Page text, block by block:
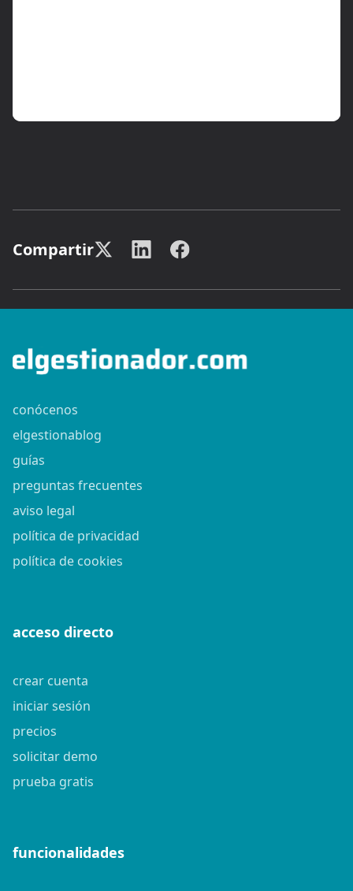
Compartir
conócenos
elgestionablog
guías
preguntas frecuentes
aviso legal
política de privacidad
política de cookies
acceso directo
crear cuenta
iniciar sesión
precios
solicitar demo
prueba gratis
funcionalidades